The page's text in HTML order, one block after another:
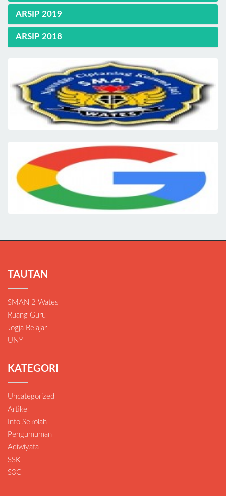
ARSIP 2019
ARSIP 2018
TAUTAN
SMAN 2 Wates
Ruang Guru
Jogja Belajar
UNY
KATEGORI
Uncategorized
Artikel
Info Sekolah
Pengumuman
Adiwiyata
SSK
S3C